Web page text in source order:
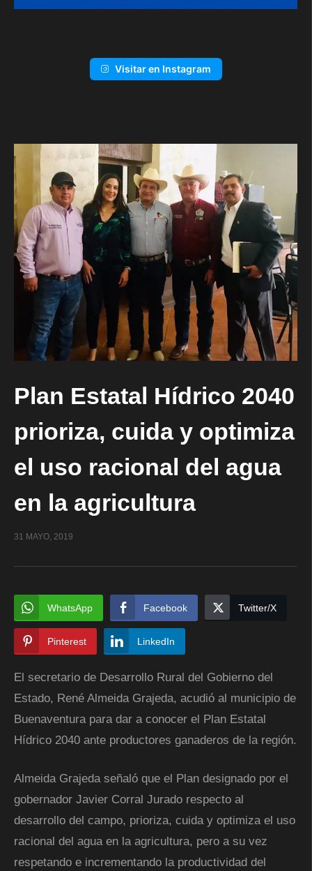
Visitar en Instagram
Plan Estatal Hídrico 2040
prioriza, cuida y optimiza
el uso racional del agua
en la agricultura
31 MAYO, 2019
WhatsApp Facebook Twitter/X
Pinterest LinkedIn
El secretario de Desarrollo Rural del Gobierno del
Estado, René Almeida Grajeda, acudió al municipio de
Buenaventura para dar a conocer el Plan Estatal
Hídrico 2040 ante productores ganaderos de la región.
Almeida Grajeda señaló que el Plan designado por el
gobernador Javier Corral Jurado respecto al
desarrollo del campo, prioriza, cuida y optimiza el uso
racional del agua en la agricultura, pero a su vez
respetando e incrementando la productividad del